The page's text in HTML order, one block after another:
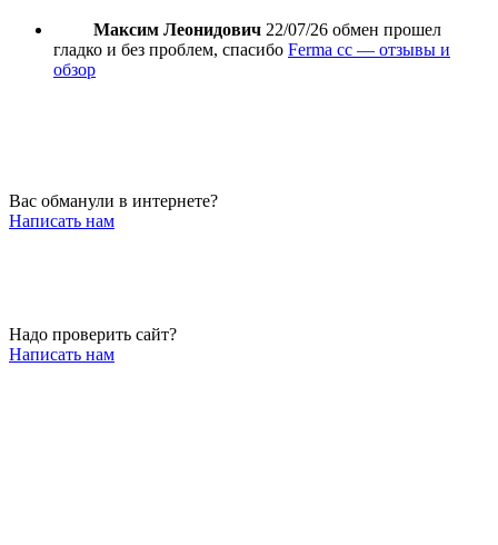
Максим Леонидович 22/07/26 обмен прошел
гладко и без проблем, спасибо Ferma cc — отзывы и
обзор
Вас обманули в интернете?
Написать нам
Надо проверить сайт?
Написать нам